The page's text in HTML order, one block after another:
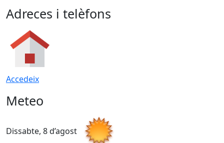
Adreces i telèfons
Accedeix
Meteo
Dissabte, 8 d’agost